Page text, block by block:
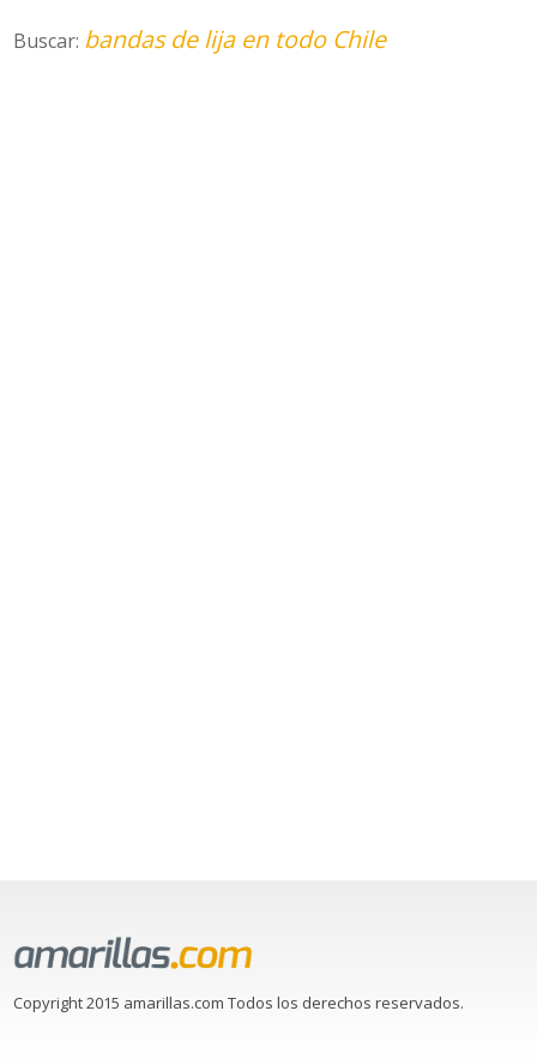
Buscar: bandas de lija en todo Chile
Copyright 2015 amarillas.com Todos los derechos reservados.